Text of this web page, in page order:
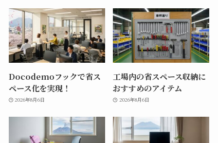
Docodemoフックで省ス
ペース化を実現！
2026年8月6日
工場内の省スペース収納に
おすすめのアイテム
2026年8月6日